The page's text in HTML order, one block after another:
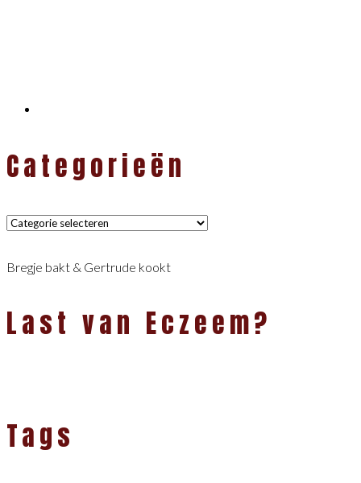
Categorieën
Categorieën
Bregje bakt & Gertrude kookt
Last van Eczeem?
Tags